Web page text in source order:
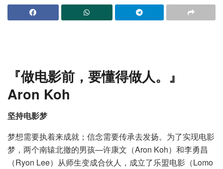
『做电影前，要懂得做人。 』
Aron Koh
坚持电影梦
梦想需要执着来成就；信念需要传承去发扬。为了实现电影
梦，两个南辕北撤的男孩—许康文（Aron Koh）和李勇昌
（Ryon Lee）从师生变成合伙人，成立了乐盟电影（Lomo